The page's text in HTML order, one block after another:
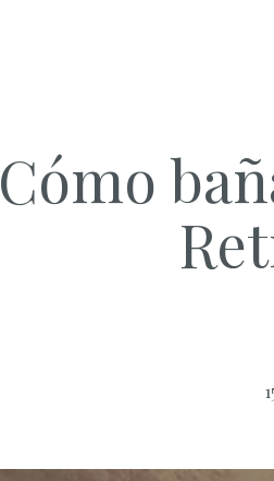
Cómo